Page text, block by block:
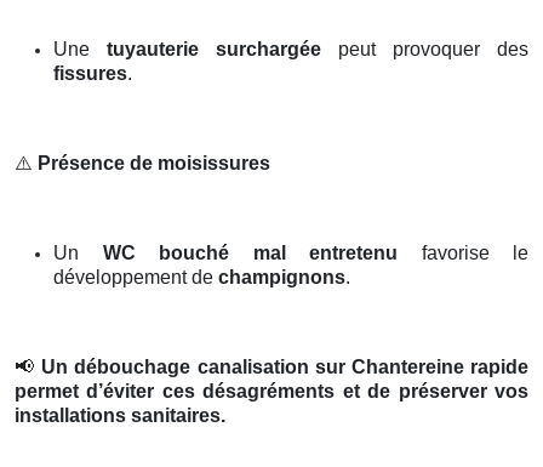
Une tuyauterie surchargée peut provoquer des
fissures.
⚠️ Présence de moisissures
Un WC bouché mal entretenu favorise le
développement de champignons.
📢 Un débouchage canalisation sur Chantereine rapide
permet d’éviter ces désagréments et de préserver vos
installations sanitaires.